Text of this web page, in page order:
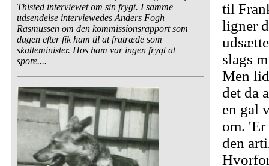
Thisted interviewet om sin frygt. I samme
udsendelse interviewedes Anders Fogh
Rasmussen om den kommissionsrapport som
dagen efter fik ham til at fratræde som
skatteminister. Hos ham var ingen frygt at
spore....
til
ligner
slags
Men
det da
en gal
om.
den